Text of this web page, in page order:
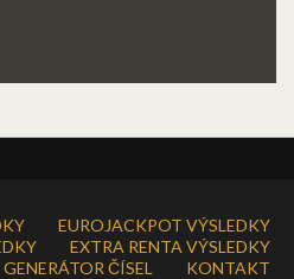
EUROJACKPOT VÝSLEDKY
EXTRA RENTA VÝSLEDKY
GENERÁTOR ČÍSEL KONTAKT